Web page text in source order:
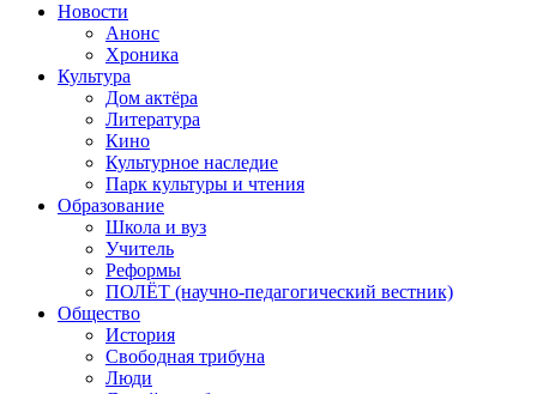
Новости
Анонс
Хроника
Культура
Дом актёра
Литература
Кино
Культурное наследие
Парк культуры и чтения
Образование
Школа и вуз
Учитель
Реформы
ПОЛЁТ (научно-педагогический вестник)
Общество
История
Свободная трибуна
Люди